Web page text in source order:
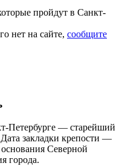
пройдут в Санкт-
нет на сайте, сообщите
Петербурге — старейший
закладки крепости —
основания Северной
города.